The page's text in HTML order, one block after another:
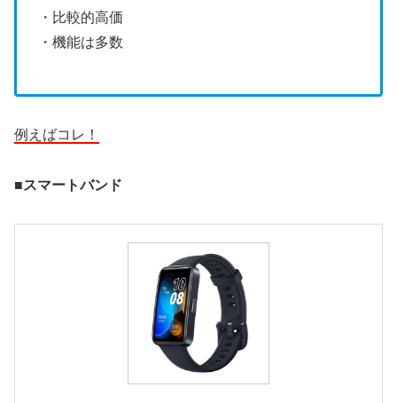
・比較的高価
・機能は多数
例えばコレ！
■スマートバンド